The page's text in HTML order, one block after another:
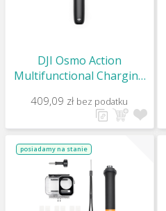
DJI Osmo Action
Multifunctional Charging
409,09 zł bez podatku
posiadamy na stanie